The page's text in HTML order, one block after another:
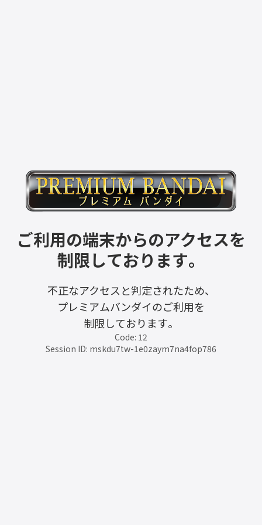
ご利用の端末からのアクセスを
制限しております。
不正なアクセスと判定されたため、
プレミアムバンダイのご利用を
制限しております。
Code: 12
Session ID: mskdu7tw-1e0zaym7na4fop786